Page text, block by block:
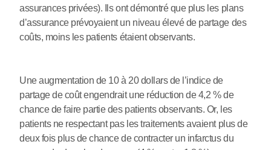
assurances privées). Ils ont démontré que plus les plans
d’assurance prévoyaient un niveau élevé de partage des
coûts, moins les patients étaient observants.
Une augmentation de 10 à 20 dollars de l’indice de
partage de coût engendrait une réduction de 4,2 % de
chance de faire partie des patients observants. Or, les
patients ne respectant pas les traitements avaient plus de
deux fois plus de chance de contracter un infarctus du